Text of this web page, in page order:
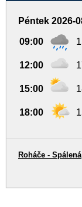
Péntek 2026-
09:00
12:00
15:00
18:00
Roháče - Spálená